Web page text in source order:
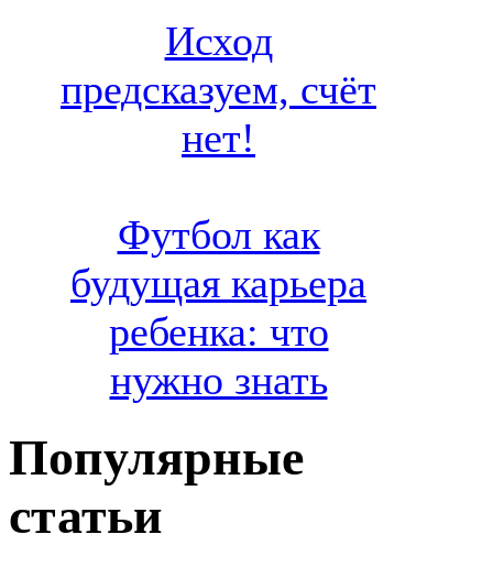
Исход
предсказуем, счёт
нет!
Футбол как
будущая карьера
ребенка: что
нужно знать
Популярные
статьи